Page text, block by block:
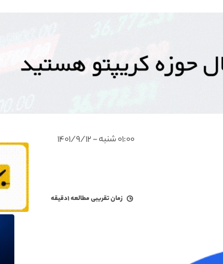
۰۱:۰۰ شنبه - ۱۴۰۱/۹/۱۲
زمان تقریبی مطالعه۱دقیقه